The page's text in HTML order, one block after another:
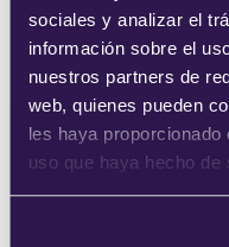
sociales y analizar el
información sobre el
nuestros partners de
web, quienes pueden
les haya
uso que haya hecho